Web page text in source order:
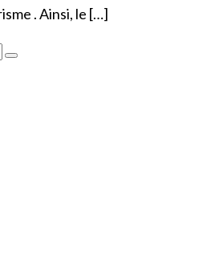
. Ainsi, le […]
Search